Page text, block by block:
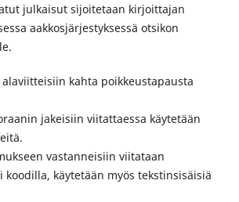
julkaisut sijoitetaan kirjoittajan
aakkosjärjestyksessä otsikon
kahta poikkeustapausta
jakeisiin viitattaessa käytetään
vastanneisiin viitataan
koodilla, käytetään myös tekstinsisäisiä